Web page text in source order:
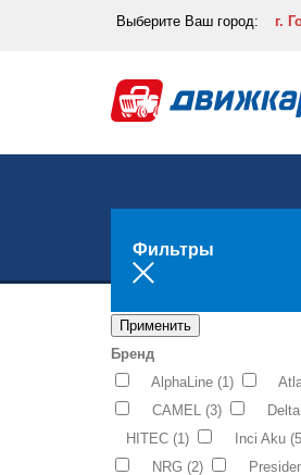
Выберите Ваш город: г.
Фильтры
Применить
Бренд
AlphaLine (1)
CAMEL (3) Delta
HITEC (1) Inci Aku
NRG (2)